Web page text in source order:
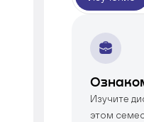
Изучите
этом